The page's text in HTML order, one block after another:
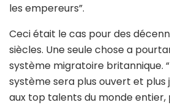
les empereurs”.
Ceci était le cas pour des
siècles. Une seule chose a
système migratoire britannique.
système sera plus ouvert et plus
aux top talents du monde entier,